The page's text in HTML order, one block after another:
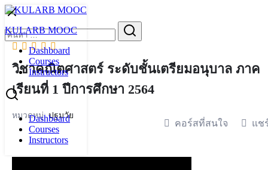
Skip
content
KULARB MOOC
Dashboard
Courses
Instructors
Dashboard
Courses
Instructors
Search
for:
วิชาคณิตศาสตร์ ระดับชั้นเตรียมอนุบาล ภาค
เรียนที่ 1 ปีการศึกษา 2564
หมวดหมู่:ปฐมวัย
คอร์สที่สนใจ แช